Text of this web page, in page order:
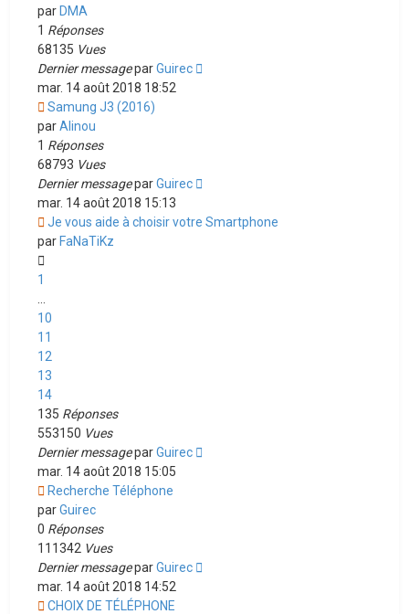
par DMA
1 Réponses
68135 Vues
Dernier messageparGuirec
mar. 14 août 2018 18:52
Samung J3 (2016)
parAlinou
1 Réponses
68793 Vues
Dernier messageparGuirec
mar. 14 août 2018 15:13
Je vous aide à choisir votre Smartphone
par FaNaTiKz
1
10
11
12
13
14
135 Réponses
553150 Vues
Dernier messageparGuirec
mar. 14 août 2018 15:05
Recherche Téléphone
parGuirec
0 Réponses
111342 Vues
Dernier messageparGuirec
mar. 14 août 2018 14:52
CHOIX DE TÉLÉPHONE